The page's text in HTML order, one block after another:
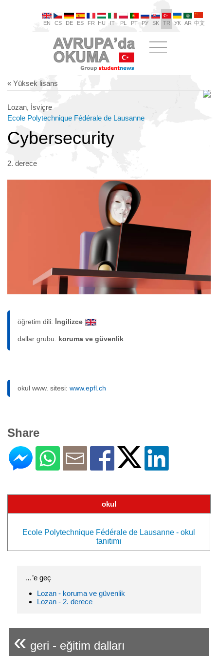
EN CS DE ES FR HU IT PL PT РУ SK TR УК AR 中文
« Yüksek lisans
Lozan, İsviçre
Ecole Polytechnique Fédérale de Lausanne
Cybersecurity
2. derece
öğretim dili: İngilizce
dallar grubu: koruma ve güvenlik
okul www. sitesi: www.epfl.ch
Share
okul
Ecole Polytechnique Fédérale de Lausanne - okul
tanıtımı
…’e geç
Lozan - koruma ve güvenlik
Lozan - 2. derece
« geri - eğitim dalları